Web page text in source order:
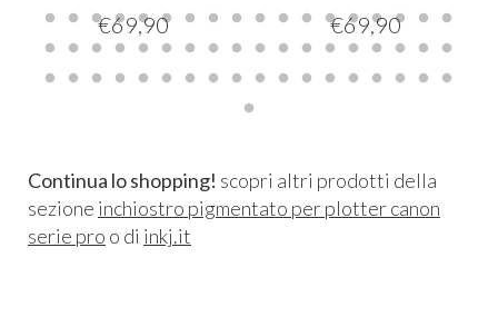
€69,90 €69,90
Continua lo shopping! scopri altri prodotti della
sezione inchiostro pigmentato per plotter canon
serie pro o di inkj.it